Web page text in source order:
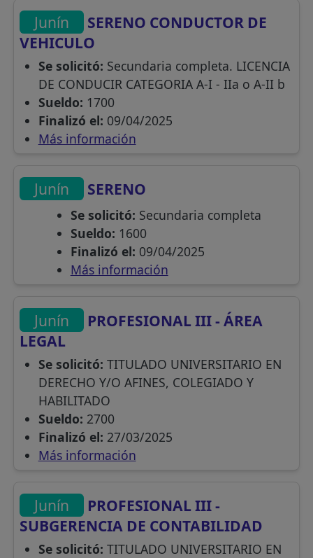
Junín
SERENO CONDUCTOR DE
VEHICULO
Se solicitó: Secundaria completa. LICENCIA
DE CONDUCIR CATEGORIA A-I - IIa o A-II b
Sueldo: 1700
Finalizó el: 09/04/2025
Más información
Junín SERENO
Se solicitó: Secundaria completa
Sueldo: 1600
Finalizó el: 09/04/2025
Más información
Junín
PROFESIONAL III - ÁREA
LEGAL
Se solicitó: TITULADO UNIVERSITARIO EN
DERECHO Y/O AFINES, COLEGIADO Y
HABILITADO
Sueldo: 2700
Finalizó el: 27/03/2025
Más información
Junín
PROFESIONAL III -
SUBGERENCIA DE CONTABILIDAD
Se solicitó: TITULADO UNIVERSITARIO EN